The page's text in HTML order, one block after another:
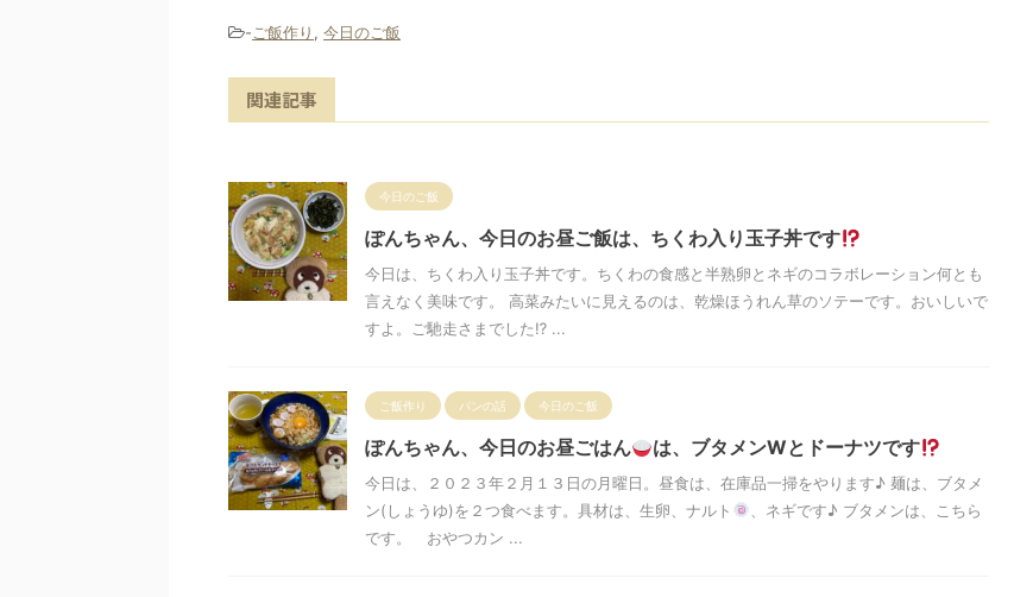
- ご飯作り , 今日のご飯
関連記事
今日のご飯
ぽんちゃん、今日のお昼ご飯は、ちくわ入り玉子丼です
今日は、ちくわ入り玉子丼です。ちくわの食感と半熟卵とネギのコラボレーション何とも
言えなく美味です。 高菜みたいに見えるのは、乾燥ほうれん草のソテーです。おいしいで
すよ。ご馳走さまでした⁉ ...
ご飯作り パンの話 今日のご飯
ぽんちゃん、今日のお昼ごはん は、ブタメンWとドーナツです
今日は、２０２３年２月１３日の月曜日。昼食は、在庫品一掃をやります♪ 麺は、ブタメ
ン(しょうゆ)を２つ食べます。具材は、生卵、ナルト
、ネギです♪ ブタメンは、こちら
です。 おやつカン ...